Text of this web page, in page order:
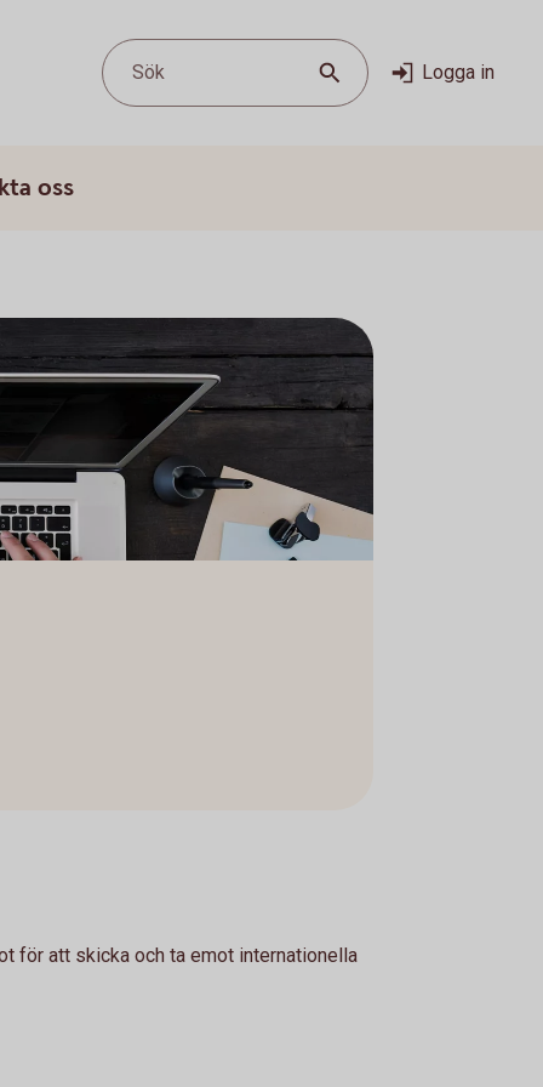
Sök Logga in
oss
för att skicka och ta emot internationella